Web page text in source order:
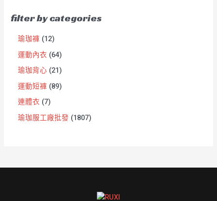
filter by categories
瑜珈褲
12
運動內衣
64
瑜珈背心
21
運動短褲
89
連體衣
7
瑜珈服工廠批發
1807